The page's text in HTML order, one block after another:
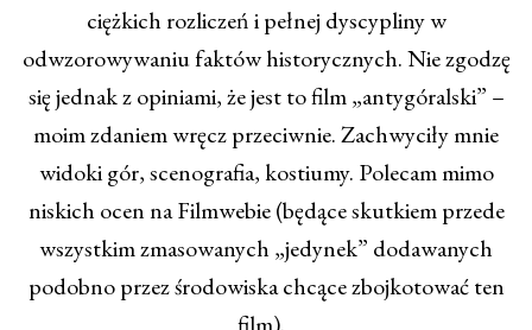
ciężkich rozliczeń i pełnej dyscypliny w
odwzorowywaniu faktów historycznych. Nie zgodzę
się jednak z opiniami, że jest to film „antygóralski” –
moim zdaniem wręcz przeciwnie. Zachwyciły mnie
widoki gór, scenografia, kostiumy. Polecam mimo
niskich ocen na Filmwebie (będące skutkiem przede
wszystkim zmasowanych „jedynek” dodawanych
podobno przez środowiska chcące zbojkotować ten